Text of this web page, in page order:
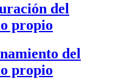
del
propio
del
propio